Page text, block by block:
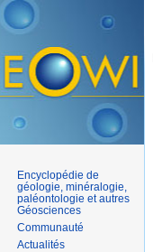
Encyclopédie de
géologie, minéralogie,
paléontologie et autres
Géosciences
Communauté
Actualités